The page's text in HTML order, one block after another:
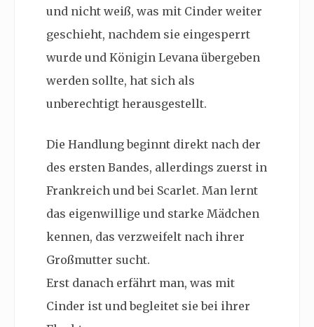
und nicht weiß, was mit Cinder weiter
geschieht, nachdem sie eingesperrt
wurde und Königin Levana übergeben
werden sollte, hat sich als
unberechtigt herausgestellt.
Die Handlung beginnt direkt nach der
des ersten Bandes, allerdings zuerst in
Frankreich und bei Scarlet. Man lernt
das eigenwillige und starke Mädchen
kennen, das verzweifelt nach ihrer
Großmutter sucht.
Erst danach erfährt man, was mit
Cinder ist und begleitet sie bei ihrer